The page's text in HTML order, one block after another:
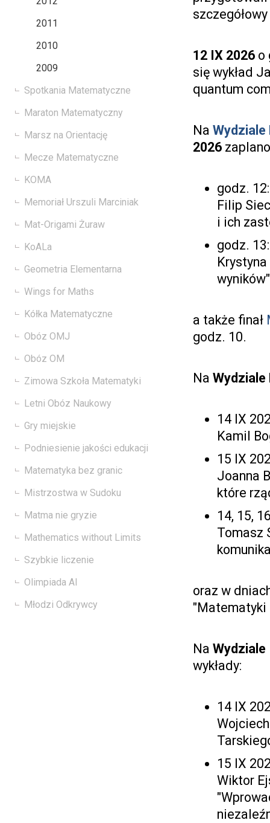
2011
2010
2009
Spotkania Matematyczne
Maraton Matematyczny
Marsz na Orientację
Mecze Matematyczne
KOMA
Memoriał Urszuli Marciniak
Mat-Origami Żuraw
KoALa
Geometria Elementarna
Wings for Maths
Kółka Matematyczne
Obóz OMJ
Obóz OM
Zimowa Szkoła Matematyki
Letni Obóz Naukowy
Gry miejskie
Podniesienie jakości edukacji
Matematyka bez granic
Mistrzostwa w Sudoku
Matma nie gryzie
Mathematics without Limits
Szybkie liczenie
Olimpiada AI
Młodzi Odkrywcy
12 IX 2026 o
się wykład
quantum
Na
2026
godz.
Filip
i ich
godz.
a także finał
godz. 10.
Na Wydziale
14 IX
Kamil
15 IX
Joanna
które
14, 15,
Tomasz
oraz w
"Matematyki
Na
wykłady:
14 IX
15 IX
Wiktor